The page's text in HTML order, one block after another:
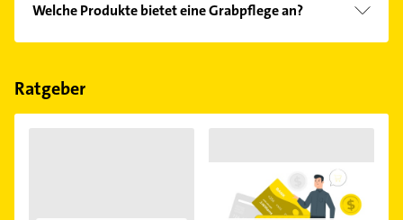
Friedhofsgärtnerei, Floristik, Bürobegrünung,
Gartenservice und Kostenvoranschlag.
Welche Produkte bietet eine Grabpflege an?
Das Angebot umfasst unter anderem
Topfblumen und Topfpflanzen.
Ratgeber